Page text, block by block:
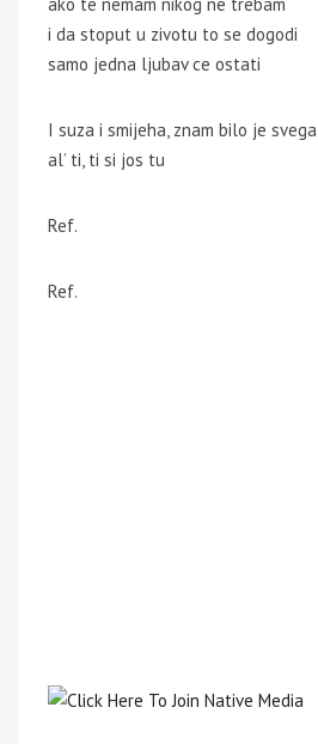
i da stoput u zivotu to se dogodi
samo jedna ljubav ce ostati
I suza i smijeha, znam bilo je svega
al’ ti, ti si jos tu
Ref.
Ref.